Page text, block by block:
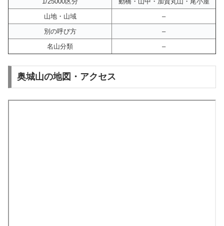
山地・山域
–
別の呼び方
–
名山分類
–
奥城山の地図・アクセス